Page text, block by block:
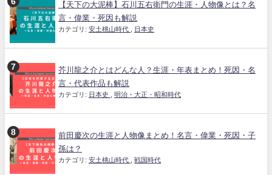
【天下の大泥棒】石川五右衛門の生涯・人物像とは？名
言・偉業・死因も解説
カテゴリ: 安土桃山時代 日本史
芥川龍之介とはどんな人？生涯・年表まとめ！死因・名
言・代表作品も解説
カテゴリ: 日本史 明治・大正・昭和時代
前田慶次の生涯と人物像まとめ！名言・偉業・死因・子
孫は？
カテゴリ: 安土桃山時代 戦国時代